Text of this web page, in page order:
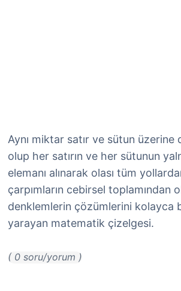
Aynı miktar satır ve sütun üzerine
olup her satırın ve her sütunun
elemanı alınarak olası tüm
çarpımların cebirsel toplamından
denklemlerin çözümlerini kolayca
yarayan matematik çizelgesi.
( 0 soru/yorum )